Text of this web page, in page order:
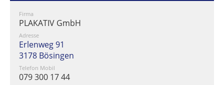
Firma
PLAKATIV GmbH
Adresse
Erlenweg 91
3178 Bösingen
Telefon Mobil
079 300 17 44